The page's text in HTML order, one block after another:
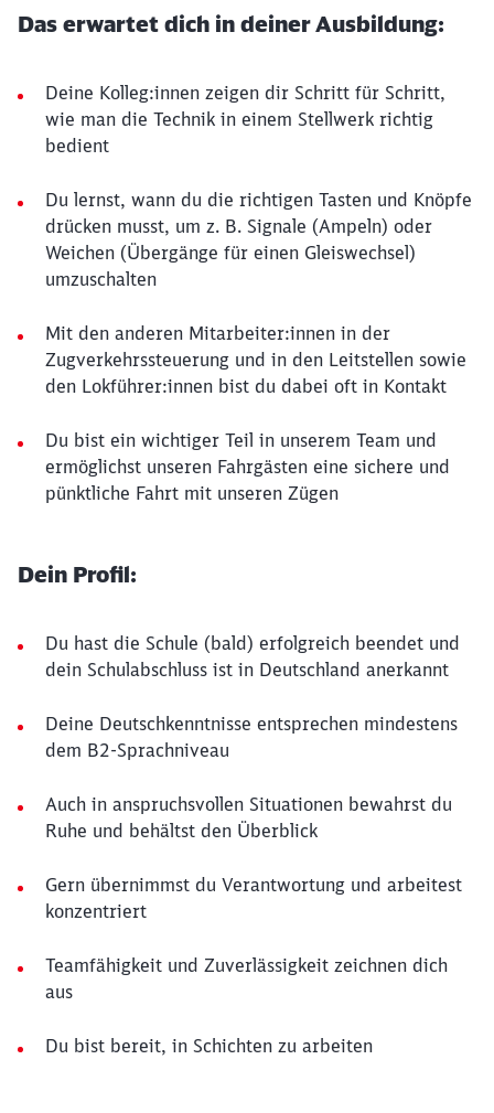
Das erwartet dich in deiner Ausbildung:
Deine Kolleg:innen zeigen dir Schritt für Schritt,
wie man die Technik in einem Stellwerk richtig
bedient
Du lernst, wann du die richtigen Tasten und Knöpfe
drücken musst, um z. B. Signale (Ampeln) oder
Weichen (Übergänge für einen Gleiswechsel)
umzuschalten
Mit den anderen Mitarbeiter:innen in der
Zugverkehrssteuerung und in den Leitstellen sowie
den Lokführer:innen bist du dabei oft in Kontakt
Du bist ein wichtiger Teil in unserem Team und
ermöglichst unseren Fahrgästen eine sichere und
pünktliche Fahrt mit unseren Zügen
Dein Profil:
Du hast die Schule (bald) erfolgreich beendet und
dein Schulabschluss ist in Deutschland anerkannt
Deine Deutschkenntnisse entsprechen mindestens
dem B2-Sprachniveau
Auch in anspruchsvollen Situationen bewahrst du
Ruhe und behältst den Überblick
Gern übernimmst du Verantwortung und arbeitest
konzentriert
Teamfähigkeit und Zuverlässigkeit zeichnen dich
aus
Du bist bereit, in Schichten zu arbeiten